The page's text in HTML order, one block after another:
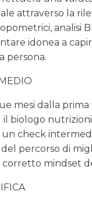
attraverso la
analisi
idonea a
persona.
mesi dalla
il biologo
check
del percorso di
corretto mindset